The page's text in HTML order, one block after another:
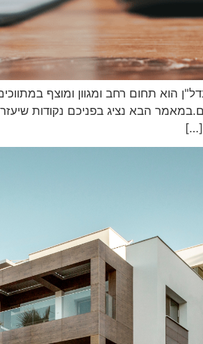
הוא תחום רחב ומגוון ומוצף
הבא נציג בפניכם נקודות
[…]